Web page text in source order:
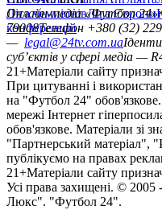
Ліга чемпіонівЛіга Європи
конференцій
Онлайн-медіа «Футбол 24»
79008Телефон +380 (32)
— legal@24tv.com.ua
суб’єктів у сфері медіа —
21+Матеріали сайту
При цитуванні і
на "Футбол 24"
мережі Інтернет
обов'язкове. Матеріали зі
"Партнерський матеріал",
публікуємо на правах
21+Матеріали сайту
Усi права захищенi. © 2005 -
Люкс". "Футбол 24".